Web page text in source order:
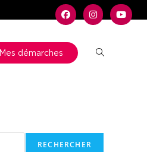
Mes démarches
RECHERCHER